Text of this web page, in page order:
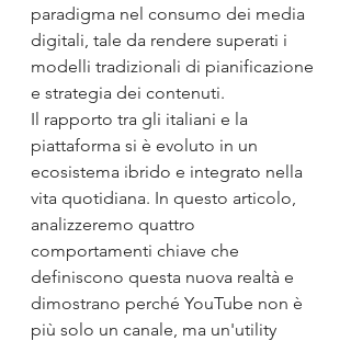
paradigma nel consumo dei media
digitali, tale da rendere superati i
modelli tradizionali di pianificazione
e strategia dei contenuti.
Il rapporto tra gli italiani e la
piattaforma si è evoluto in un
ecosistema ibrido e integrato nella
vita quotidiana. In questo articolo,
analizzeremo quattro
comportamenti chiave che
definiscono questa nuova realtà e
dimostrano perché YouTube non è
più solo un canale, ma un'utility